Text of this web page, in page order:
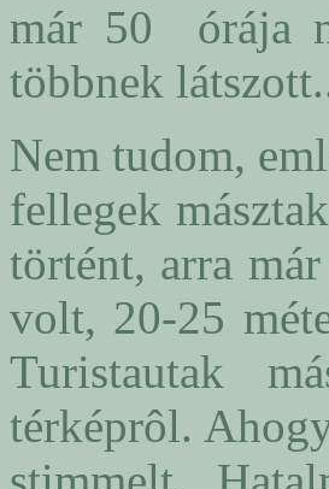
már 50 órája
többnek
Nem tudom,
fellegek
történt, arra
volt, 20-25
Turistautak
térképrôl.